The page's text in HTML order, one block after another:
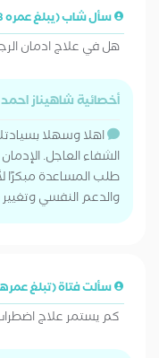
سأل شاب (يبلغ عمره 18 سنة)
هل في علاج ادمان
أخصائية شاهيناز احمد
اهلا وسهلا
الشفاء العاجل.
طلب المساعدة
والدعم النفسي وتغيير
سألت فتاة (تبلغ عمرها 30
كم يستمر علاج